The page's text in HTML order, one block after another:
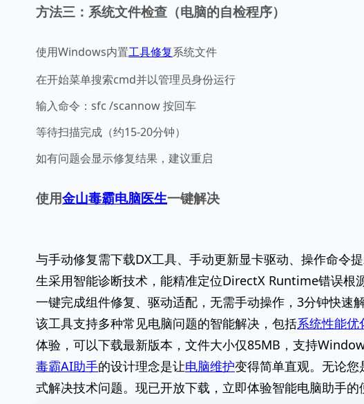
方法三：系统文件检查（电脑的自检程序）
使用Windows内置工具修复系统文件
在开始菜单搜索cmd并以管理员身份运行
输入命令：sfc /scannow 按回车
等待扫描完成（约15-20分钟）
如有问题会显示修复结果，建议重启
使用金山毒霸电脑医生一键解决
与手动修复需下载DX工具、手动更新显卡驱动、操作命令
生采用智能诊断技术，能精准定位DirectX Runtime错误根
一键完成组件修复、驱动适配，无需手动操作，3分钟快速解
该工具支持多种常见电脑问题的智能解决，包括系统性能优
体验，可以下载最新版本，文件大小仅85MB，支持
毒霸AI助手的设计理念是让电脑维护变得简单直观。无论
式解决技术问题。现已开放下载，立即体验智能电脑助手的